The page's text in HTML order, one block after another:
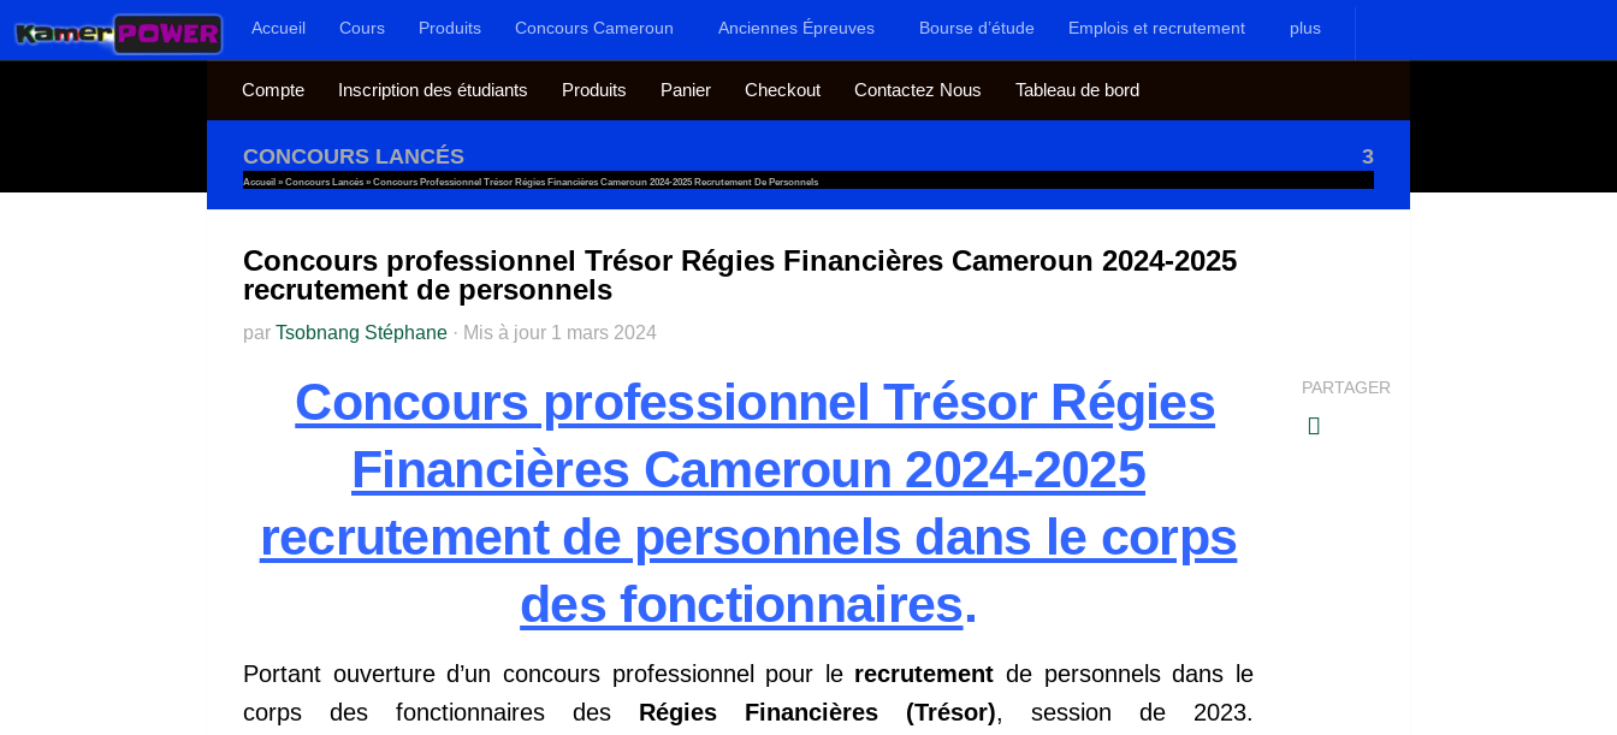
Au dessous du contenuAccueil Cours Produits Concours Cameroun Anciennes Épreuves Bourse d’étude Emplois et recrutement plus
Compte Inscription des étudiants Produits Panier Checkout Contactez Nous Tableau de bord
CONCOURS LANCÉS 3
Accueil » Concours Lancés » Concours Professionnel Trésor Régies Financières Cameroun 2024-2025 Recrutement De Personnels
Concours professionnel Trésor Régies Financières Cameroun 2024-2025
recrutement de personnels
par Tsobnang Stéphane · Mis à jour 1 mars 2024
Concours professionnel Trésor Régies
Financières Cameroun 2024-2025
recrutement de personnels dans le corps
des fonctionnaires.
Portant ouverture d’un concours professionnel pour le recrutement de personnels dans le
corps des fonctionnaires des Régies Financières (Trésor), session de 2023.
PARTAGER